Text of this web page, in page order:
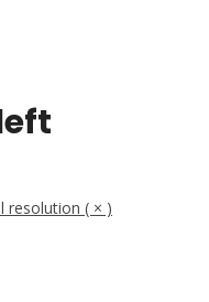
resolution ( × )